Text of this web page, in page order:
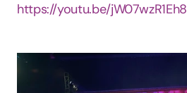
https://youtu.be/jW07wzR1Eh8